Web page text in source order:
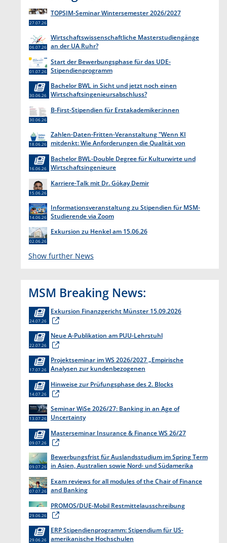
TOPSIM-Seminar Wintersemester 2026/2027
27.07.26
Wirtschaftswissenschaftliche Masterstudiengänge
an der UA Ruhr?
06.07.26
Start der Bewerbungsphase für das UDE-
Stipendienprogramm
01.07.26
Bachelor BWL in Sicht und jetzt noch einen
Wirtschaftsingenieursabschluss?
30.06.26
B-First-Stipendien für Erstakademiker:innen
30.06.26
Zahlen-Daten-Fritten-Veranstaltung "Wenn KI
mitdenkt: Wie Anforderungen die Qualität von
18.06.26
Bachelor BWL-Double Degree für Kulturwirte und
Wirtschaftsingenieure
16.06.26
Karriere-Talk mit Dr. Gökay Demir
15.06.26
Informationsveranstaltung zu Stipendien für MSM-
Studierende via Zoom
14.06.26
Exkursion zu Henkel am 15.06.26
02.06.26
Show further News
MSM Breaking News:
Exkursion Finanzgericht Münster 15.09.2026
24.07.26
Neue A-Publikation am PUU-Lehrstuhl
22.07.26
Projektseminar im WS 2026/2027 „Empirische
Analysen zur kundenbezogenen
17.07.26
Hinweise zur Prüfungsphase des 2. Blocks
14.07.26
Seminar WiSe 2026/27: Banking in an Age of
Uncertainty
13.07.26
Masterseminar Insurance & Finance WS 26/27
09.07.26
Bewerbungsfrist für Auslandsstudium im Spring Term
in Asien, Australien sowie Nord- und Südamerika
09.07.26
Exam reviews for all modules of the Chair of Finance
and Banking
07.07.26
PROMOS/DUE-Mobil Restmittelausschreibung
29.06.26
ERP Stipendienprogramm: Stipendium für US-
amerikanische Hochschulen
29.06.26